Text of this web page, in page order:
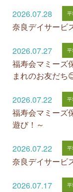
2026.07.28
奈良デイサービ
2026.07.27
福寿会マミーズ
まれのお友だち
2026.07.22
福寿会マミー
遊び！～
2026.07.22
奈良デイサービ
2026.07.17